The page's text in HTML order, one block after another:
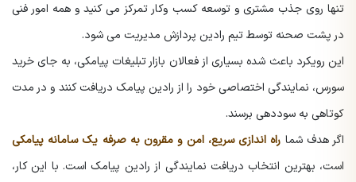
تنها روی جذب مشتری و توسعه کسب وکار تمرکز می کنید و همه امور فنی
در پشت صحنه توسط تیم رادین پردازش مدیریت می شود.
این رویکرد باعث شده بسیاری از فعالان بازار تبلیغات پیامکی، به جای خرید
سورس، نمایندگی اختصاصی خود را از رادین پیامک دریافت کنند و در مدت
کوتاهی به سوددهی برسند.
اگر هدف شما راه اندازی سریع، امن و مقرون به صرفه یک سامانه پیامکی
است، بهترین انتخاب دریافت نمایندگی از رادین پیامک است. با این کار،